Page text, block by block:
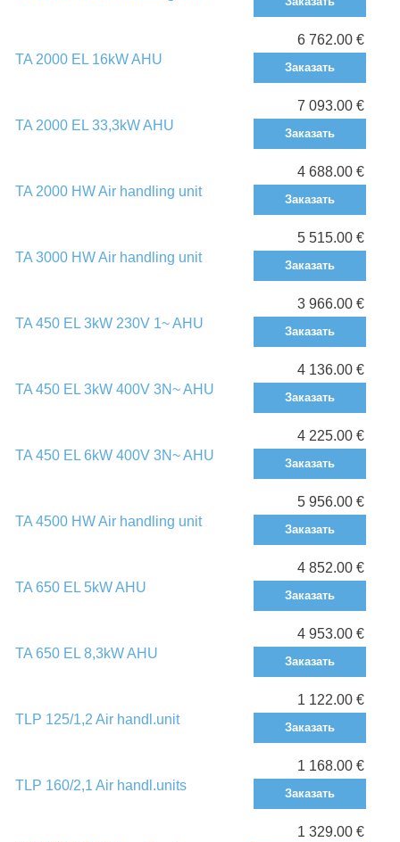
TA 2000 EL 16kW AHU
6 762.00 €
Заказать
TA 2000 EL 33,3kW AHU
7 093.00 €
Заказать
TA 2000 HW Air handling unit
4 688.00 €
Заказать
TA 3000 HW Air handling unit
5 515.00 €
Заказать
TA 450 EL 3kW 230V 1~ AHU
3 966.00 €
Заказать
TA 450 EL 3kW 400V 3N~ AHU
4 136.00 €
Заказать
TA 450 EL 6kW 400V 3N~ AHU
4 225.00 €
Заказать
TA 4500 HW Air handling unit
5 956.00 €
Заказать
TA 650 EL 5kW AHU
4 852.00 €
Заказать
TA 650 EL 8,3kW AHU
4 953.00 €
Заказать
TLP 125/1,2 Air handl.unit
1 122.00 €
Заказать
TLP 160/2,1 Air handl.units
1 168.00 €
Заказать
1 329.00 €